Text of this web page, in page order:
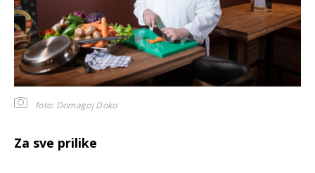
foto: Domagoj Doko
Za sve prilike